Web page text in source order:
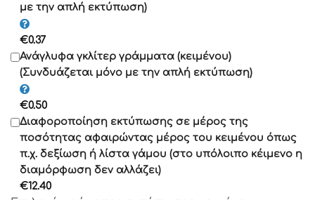
Γραμματοσειρά 12
Γραμματοσειρά 13
Γραμματοσειρά 14
Γραμματοσειρά 15
Γραμματοσειρά 16
Γραμματοσειρά 17
Γραμματοσειρά 18
Γραμματοσειρά 19
με την απλή εκτύπωση)
€0.37
Ανάγλυφα γκλίτερ γράμματα (κειμένου)
(Συνδυάζεται μόνο με την απλή εκτύπωση)
€0.50
Διαφοροποίηση εκτύπωσης σε μέρος της
ποσότητας αφαιρώντας μέρος του κειμένου όπως
π.χ. δεξίωση ή λίστα γάμου (στο υπόλοιπο κέιμενο η
διαμόρφωση δεν αλλάζει)
€12.40